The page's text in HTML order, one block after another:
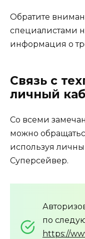
Обратите
специалистами
информация о
Связь с
личный
Со всеми
можно
используя
Суперсейвер.
по
https://